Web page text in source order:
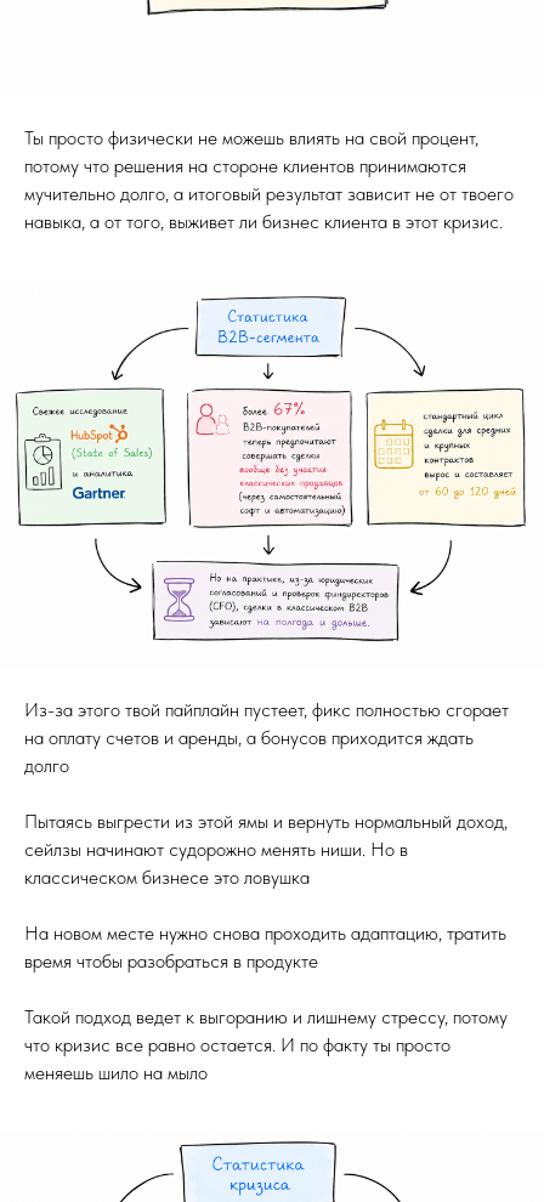
Ты просто физически не можешь влиять на свой процент,
потому что решения на стороне клиентов принимаются
мучительно долго, а итоговый результат зависит не от твоего
навыка, а от того, выживет ли бизнес клиента в этот кризис.
Из-за этого твой пайплайн пустеет, фикс полностью сгорает
на оплату счетов и аренды, а бонусов приходится ждать
долго
Пытаясь выгрести из этой ямы и вернуть нормальный доход,
сейлзы начинают судорожно менять ниши. Но в
классическом бизнесе это ловушка
На новом месте нужно снова проходить адаптацию, тратить
время чтобы разобраться в продукте
Такой подход ведет к выгоранию и лишнему стрессу, потому
что кризис все равно остается. И по факту ты просто
меняешь шило на мыло